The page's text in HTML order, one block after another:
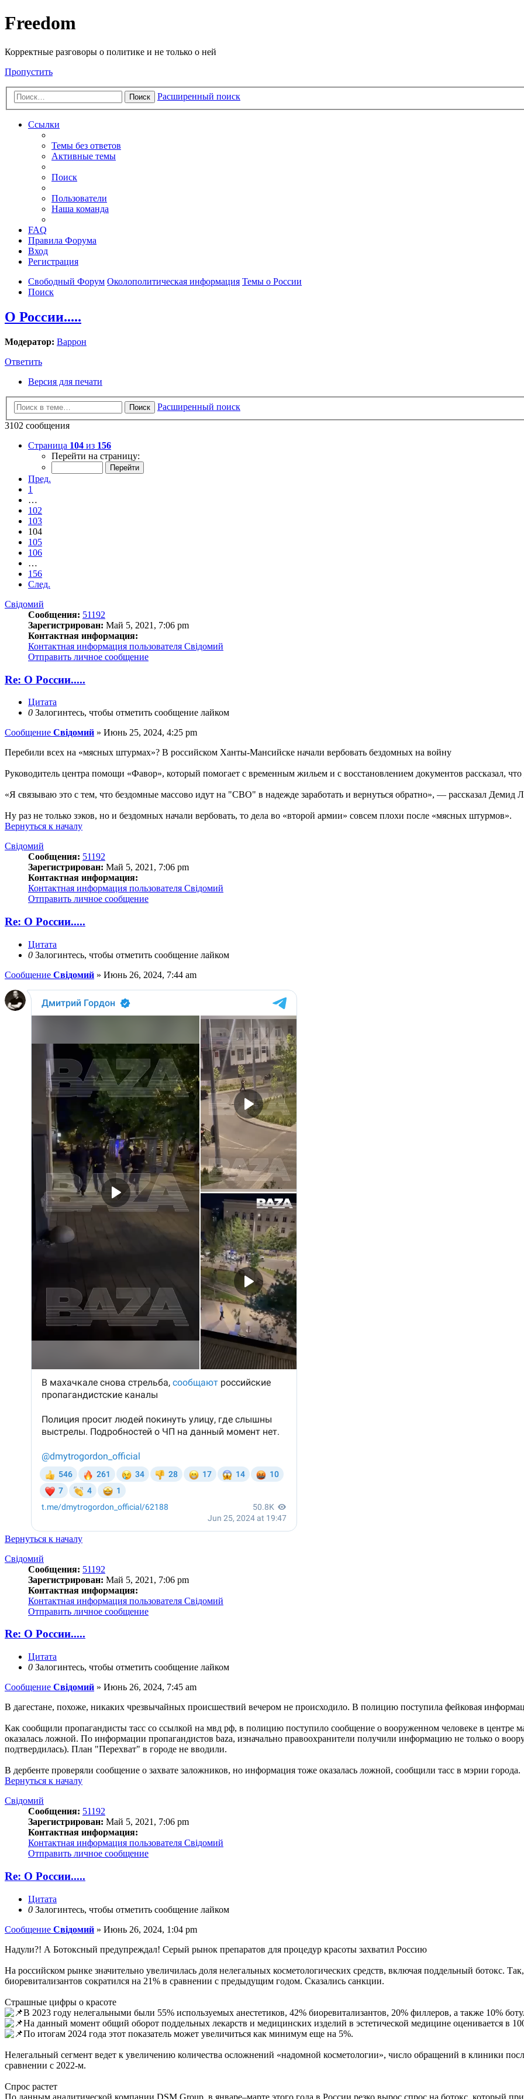
Freedom
Корректные разговоры о политике и не только о ней
Пропустить
Поиск Расширенный поиск
Ссылки
Темы без ответов
Активные темы
Поиск
Пользователи
Наша команда
FAQ
Правила Форума
Вход
Регистрация
Свободный Форум Околополитическая информация Темы о России
Поиск
О России.....
Модератор: Варрон
Ответить
Версия для печати
Поиск
Расширенный поиск
3102 сообщения
Страница 104 из 156
Перейти на страницу:
Пред.
1
…
102
103
104
105
106
…
156
След.
Свідомий
Сообщения: 51192
Зарегистрирован: Май 5, 2021, 7:06 pm
Контактная информация:
Контактная информация пользователя Свідомий
Отправить личное сообщение
Re: О России.....
Цитата
0 Залогинтесь, чтобы отметить сообщение лайком
Сообщение Свідомий » Июнь 25, 2024, 4:25 pm
Перебили всех на «мясных штурмах»? В российском Ханты-Мансийске начали вербовать бездомных на войну
Руководитель центра помощи «Фавор», который помогает с временным жильем и с восстановлением документов рассказал,
«Я связываю это с тем, что бездомные массово идут на "СВО" в надежде заработать и вернуться обратно», — рассказал Демид
Ну раз не только зэков, но и бездомных начали вербовать, то дела во «второй армии» совсем плохи после «мясных штурмов».
Вернуться к началу
Свідомий
Сообщения: 51192
Зарегистрирован: Май 5, 2021, 7:06 pm
Контактная информация:
Контактная информация пользователя Свідомий
Отправить личное сообщение
Re: О России.....
Цитата
0 Залогинтесь, чтобы отметить сообщение лайком
Сообщение Свідомий » Июнь 26, 2024, 7:44 am
Вернуться к началу
Свідомий
Сообщения: 51192
Зарегистрирован: Май 5, 2021, 7:06 pm
Контактная информация:
Контактная информация пользователя Свідомий
Отправить личное сообщение
Re: О России.....
Цитата
0 Залогинтесь, чтобы отметить сообщение лайком
Сообщение Свідомий » Июнь 26, 2024, 7:45 am
В дагестане, похоже, никаких чрезвычайных происшествий вечером не происходило. В полицию поступила фейковая
Как сообщили пропагандисты тасс со ссылкой на мвд рф, в полицию поступило сообщение о вооруженном человеке в центре
оказалась ложной. По информации пропагандистов baza, изначально правоохранители получили информацию не только о
подтвердилась). План "Перехват" в городе не вводили.
В дербенте проверяли сообщение о захвате заложников, но информация тоже оказалась ложной, сообщили тасс в мэрии города.
Вернуться к началу
Свідомий
Сообщения: 51192
Зарегистрирован: Май 5, 2021, 7:06 pm
Контактная информация:
Контактная информация пользователя Свідомий
Отправить личное сообщение
Re: О России.....
Цитата
0 Залогинтесь, чтобы отметить сообщение лайком
Сообщение Свідомий » Июнь 26, 2024, 1:04 pm
Надули?! А Ботоксный предупреждал! Серый рынок препаратов для процедур красоты захватил Россию
На российском рынке значительно увеличилась доля нелегальных косметологических средств, включая поддельный ботокс.
биоревитализантов сократился на 21% в сравнении с предыдущим годом. Сказались санкции.
Страшные цифры о красоте
В 2023 году нелегальными были 55% используемых анестетиков, 42% биоревитализантов, 20% филлеров, а также 10%
На данный момент общий оборот поддельных лекарств и медицинских изделий в эстетической медицине оценивается в
По итогам 2024 года этот показатель может увеличиться как минимум еще на 5%.
Нелегальный сегмент ведет к увеличению количества осложнений «надомной косметологии», число обращений в клиники
сравнении с 2022-м.
Спрос растет
По данным аналитической компании DSM Group, в январе–марте этого года в России резко вырос спрос на ботокс, который